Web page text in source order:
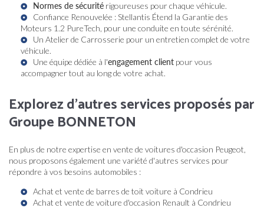
Normes de sécurité rigoureuses pour chaque véhicule.
Confiance Renouvelée : Stellantis Étend la Garantie des
Moteurs 1.2 PureTech , pour une conduite en toute sérénité.
Un Atelier de Carrosserie pour un entretien complet de votre
véhicule.
Une équipe dédiée à l'engagement client pour vous
accompagner tout au long de votre achat.
Explorez d'autres services proposés par
Groupe BONNETON
En plus de notre expertise en vente de voitures d'occasion Peugeot,
nous proposons également une variété d'autres services pour
répondre à vos besoins automobiles :
Achat et vente de barres de toit voiture à Condrieu
Achat et vente de voiture d'occasion Renault à Condrieu